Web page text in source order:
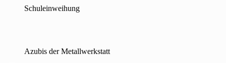
Schuleinweihung
Azubis der Metallwerkstatt